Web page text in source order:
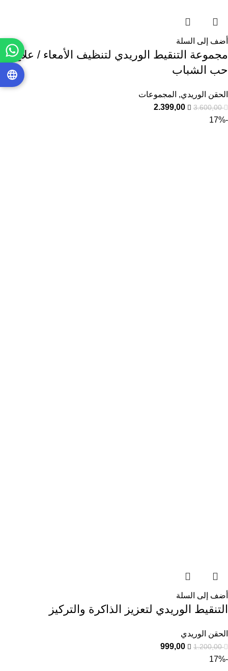
أضف إلى السلة
مجموعة التنقيط الوريدي لتنظيف الأمعاء / علاج
حب الشباب
الحقن الوريدي, المجموعات
3.600,00
2.399,00
-17%
أضف إلى السلة
التنقيط الوريدي لتعزيز الذاكرة والتركيز
الحقن الوريدي
1.200,00
999,00
-17%